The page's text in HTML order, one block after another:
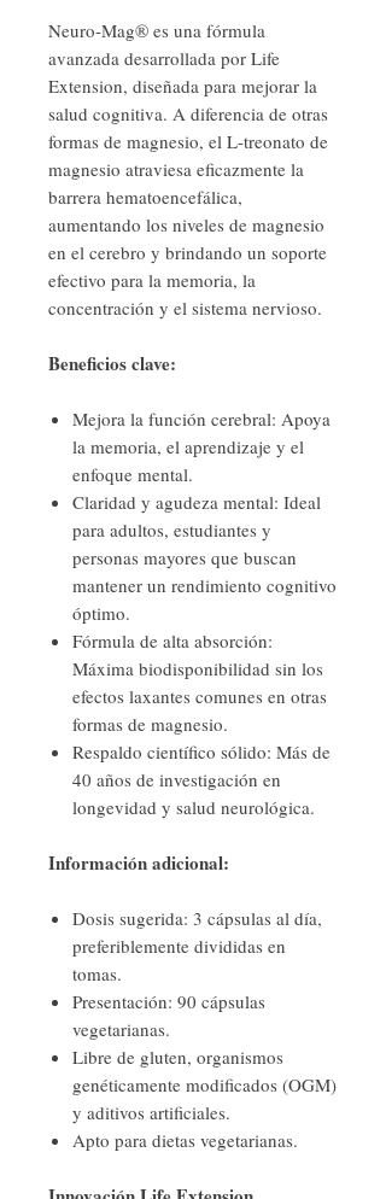
Neuro-Mag® es una fórmula
avanzada desarrollada por Life
Extension, diseñada para mejorar la
salud cognitiva. A diferencia de otras
formas de magnesio, el L-treonato de
magnesio atraviesa eficazmente la
barrera hematoencefálica,
aumentando los niveles de magnesio
en el cerebro y brindando un soporte
efectivo para la memoria, la
concentración y el sistema nervioso.
Beneficios clave:
Mejora la función cerebral: Apoya
la memoria, el aprendizaje y el
enfoque mental.
Claridad y agudeza mental: Ideal
para adultos, estudiantes y
personas mayores que buscan
mantener un rendimiento cognitivo
óptimo.
Fórmula de alta absorción:
Máxima biodisponibilidad sin los
efectos laxantes comunes en otras
formas de magnesio.
Respaldo científico sólido: Más de
40 años de investigación en
longevidad y salud neurológica.
Información adicional:
Dosis sugerida: 3 cápsulas al día,
preferiblemente divididas en
tomas.
Presentación: 90 cápsulas
vegetarianas.
Libre de gluten, organismos
genéticamente modificados (OGM)
y aditivos artificiales.
Apto para dietas vegetarianas.